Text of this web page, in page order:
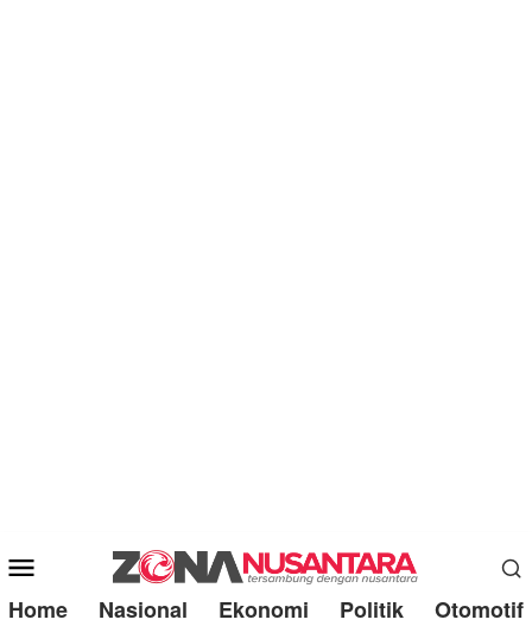
Mobile
Menu
Home Nasional Ekonomi Politik Otomotif